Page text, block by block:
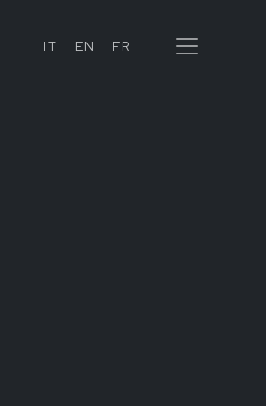
IT EN FR